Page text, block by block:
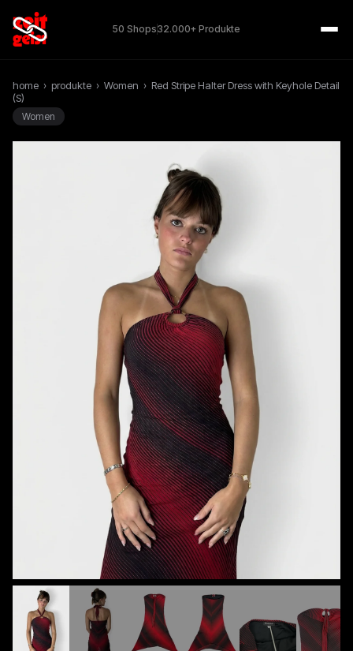
50 Shops32.000+ Produkte
home › produkte › Women › Red Stripe Halter Dress with Keyhole Detail
(S)
Women